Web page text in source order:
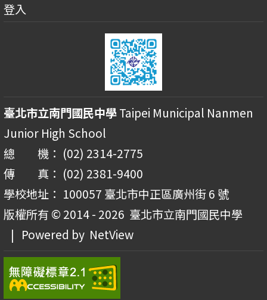
登入
臺北市立南門國民中學Taipei Municipal Nanmen
Junior High School
總 機： (02) 2314-2775
傳 真： (02) 2381-9400
學校地址： 100057 臺北市中正區廣州街 6 號
版權所有 © 2014 - 2026 臺北市立南門國民中學
| Powered by NetView